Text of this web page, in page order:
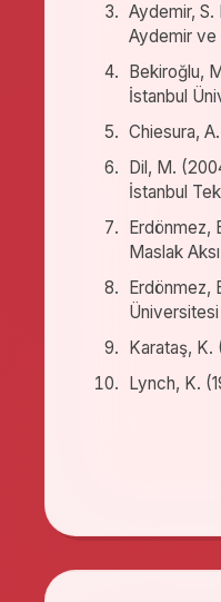
Aydemir, S.
Aydemir ve
Bekiroğlu,
İstanbul
Chiesura,
Dil, M.
İstanbul
Erdönmez,
Maslak
Erdönmez,
Karataş, K.
Lynch, K.